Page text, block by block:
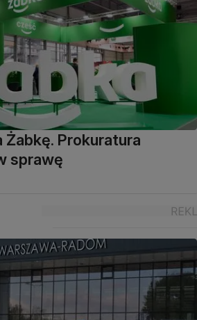
Żabkę. Prokuratura
sprawę